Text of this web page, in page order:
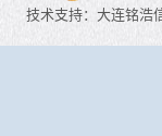
技术支持：大连铭浩